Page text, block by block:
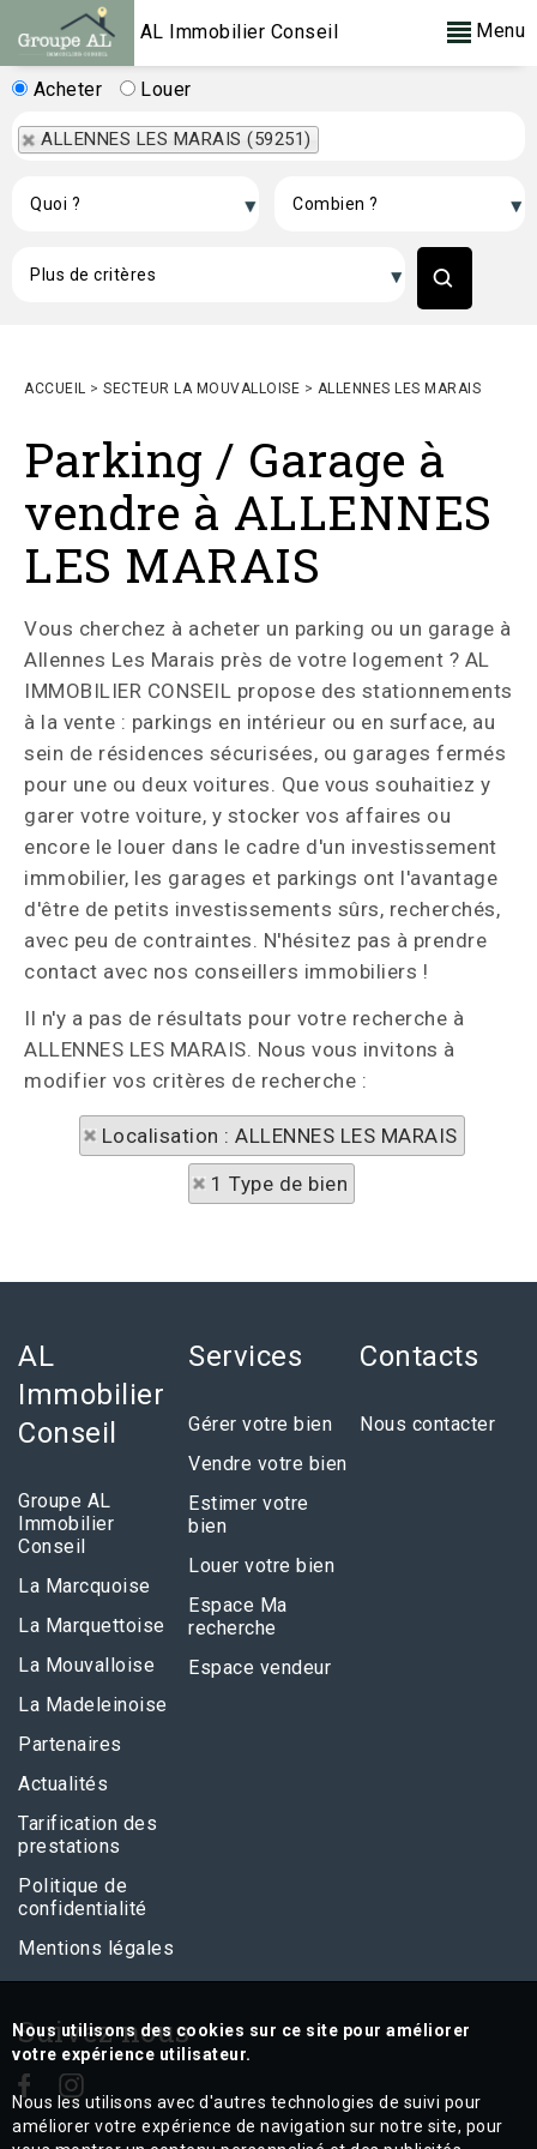
AL Immobilier Conseil Menu
Acheter Louer
ALLENNES LES MARAIS (59251)
ACCUEIL > SECTEUR LA MOUVALLOISE > ALLENNES LES MARAIS
Parking / Garage à
vendre à ALLENNES
LES MARAIS
Vous cherchez à acheter un parking ou un garage à
Allennes Les Marais près de votre logement ? AL
IMMOBILIER CONSEIL propose des stationnements
à la vente : parkings en intérieur ou en surface, au
sein de résidences sécurisées, ou garages fermés
pour une ou deux voitures. Que vous souhaitiez y
garer votre voiture, y stocker vos affaires ou
encore le louer dans le cadre d'un investissement
immobilier, les garages et parkings ont l'avantage
d'être de petits investissements sûrs, recherchés,
avec peu de contraintes. N'hésitez pas à prendre
contact avec nos conseillers immobiliers !
Il n'y a pas de résultats pour votre recherche à
ALLENNES LES MARAIS. Nous vous invitons à
modifier vos critères de recherche :
Localisation : ALLENNES LES MARAIS
1 Type de bien
AL
Immobilier
Conseil
Groupe AL
Immobilier
Conseil
La Marcquoise
La Marquettoise
La Mouvalloise
La Madeleinoise
Partenaires
Actualités
Tarification des
prestations
Politique de
confidentialité
Mentions légales
Services
Gérer votre bien
Vendre votre bien
Estimer votre
bien
Louer votre bien
Espace Ma
recherche
Espace vendeur
Contacts
Nous contacter
Suivez nous
Nous utilisons des cookies sur ce site pour améliorer
votre expérience utilisateur.
Nous les utilisons avec d'autres technologies de suivi pour
améliorer votre expérience de navigation sur notre site, pour